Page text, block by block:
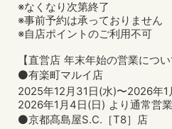
※なくなり次第終了
※事前予約は承っておりません
※自店ポイントのご利用不可
【直営店 年末年始の営業につい
⚫有楽町マルイ店
2025年12月31日(水)〜2026年
2026年1月4日(日) より通常営業
⚫京都髙島屋S.C.［T8］店